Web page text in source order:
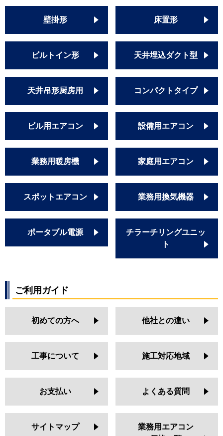
壁掛形 床置形
ビルトイン形 天井埋込ダクト型
天井吊形厨房用 コンパクトタイプ
ビル用エアコン 設備用エアコン
業務用暖房機 家庭用エアコン
スポットエアコン 業務用換気機器
ポータブル電源
チラーチリングユニッ
ト
ご利用ガイド
初めての方へ 他社との違い
工事について 施工対応地域
お支払い よくある質問
サイトマップ
業務用エアコン